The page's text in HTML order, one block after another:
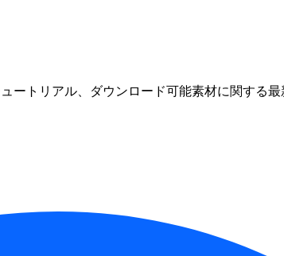
トリアル、ダウンロード可能素材に関する最